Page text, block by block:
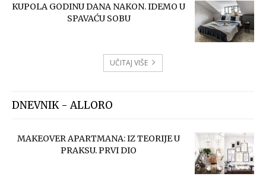
KUPOLA GODINU DANA NAKON. IDEMO U
SPAVAĆU SOBU
UČITAJ VIŠE
DNEVNIK - ALLORO
MAKEOVER APARTMANA: IZ TEORIJE U
PRAKSU. PRVI DIO